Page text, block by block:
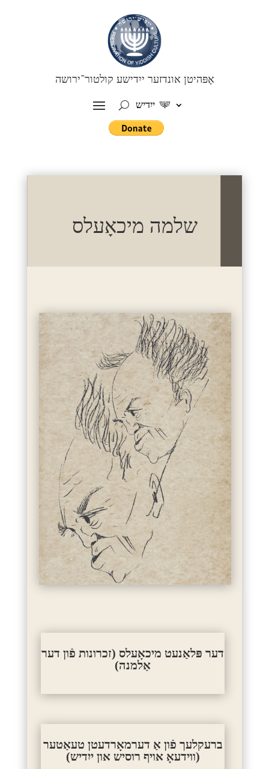
אָפּהיטן אונדזער ייִדישע קולטור־ירושה
ייִדיש
שלמה מיכאָעלס
דער פּלאַנעט מיכאָעלס (זכרונות פֿון דער
אַלמנה)
ברעקלעך פֿון אַ דערמאָרדעטן טעאַטער
(ווידעאָ אויף רוסיש און ייִדיש)